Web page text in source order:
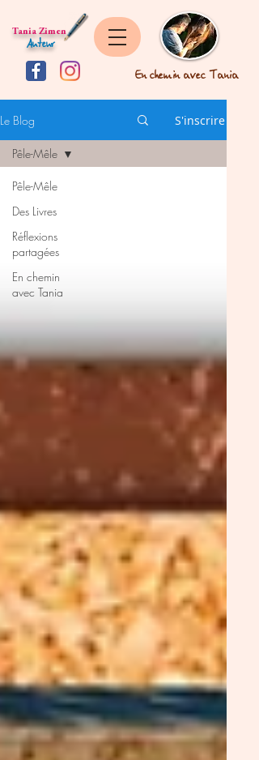
Auteur
Tania Zimen
En chemin avec Tania
Le Blog S'inscrire
Pêle-Mêle
Des Livres
Réflexions
partagées
En chemin
avec Tania
Pêle-Mêle